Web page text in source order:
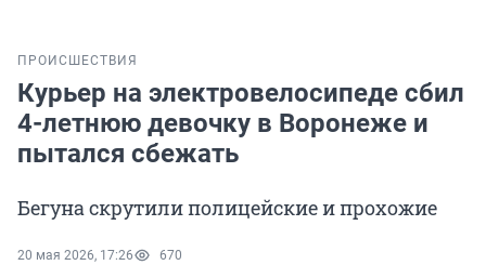
ПРОИСШЕСТВИЯ
Курьер на электровелосипеде сбил
4-летнюю девочку в Воронеже и
пытался сбежать
Бегуна скрутили полицейские и прохожие
20 мая 2026, 17:26 670